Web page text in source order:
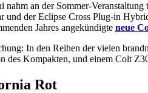
an der Sommer-
und der Eclipse Cross Plug-in
Jahres angekündigte neue
In den Reihen der vielen
des Kompakten, und einem Colt
Rot